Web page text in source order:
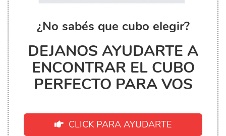
¿No sabés que cubo elegir?
DEJANOS AYUDARTE A
ENCONTRAR EL CUBO
PERFECTO PARA VOS
CLICK PARA AYUDARTE